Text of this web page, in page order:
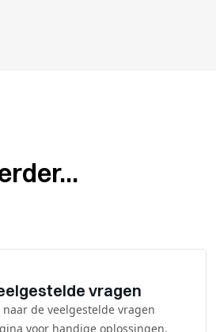
vragen
naar de veelgestelde vragen
voor handige oplossingen.